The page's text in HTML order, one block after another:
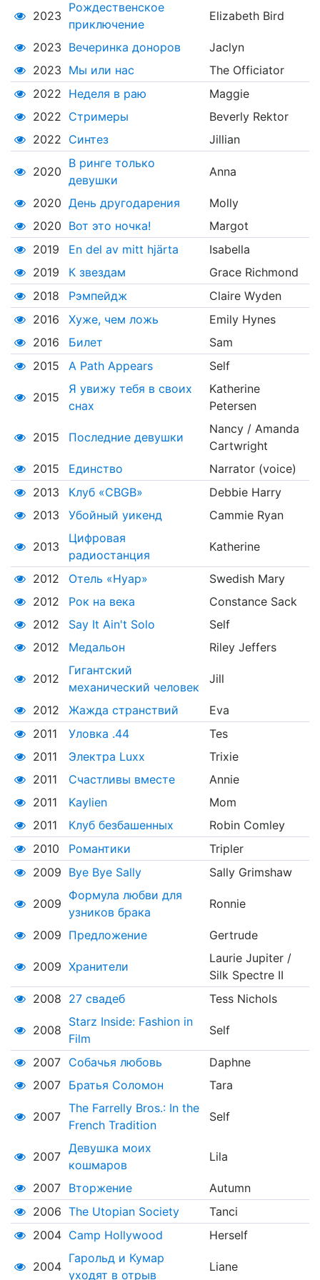
2023
Рождественское
приключение
Elizabeth Bird
2023 Вечеринка доноров
Jaclyn
2023 Мы или нас
The Officiator
2022 Неделя в раю
Maggie
2022 Стримеры
Beverly Rektor
2022 Синтез Jillian
2020
В ринге только
девушки
Anna
2020 День другодарения
Molly
2020 Вот это ночка!
Margot
2019
En del av mitt hjärta
Isabella
2019
К звездам
Grace Richmond
2018
Рэмпейдж
Claire Wyden
2016
Хуже, чем ложь
Emily Hynes
2016
Билет
Sam
2015
A Path Appears Self
2015
Я увижу тебя в своих
снах
Katherine
Petersen
2015 Последние девушки
Nancy / Amanda
Cartwright
2015
Единство
Narrator (voice)
2013
Клуб «CBGB»
Debbie Harry
2013
Убойный уикенд Cammie Ryan
2013
Цифровая
радиостанция
Katherine
2012 Отель «Нуар»
Swedish Mary
2012
Рок на века
Constance Sack
2012
Say It Ain't Solo
Self
2012
Медальон Riley Jeffers
2012
Гигантский
механический человек
Jill
2012 Жажда странствий
Eva
2011
Уловка .44
Tes
2011
Электра Luxx
Trixie
2011
Счастливы вместе
Annie
2011
Kaylien
Mom
2011
Клуб безбашенных
Robin Comley
2010
Романтики
Tripler
2009 Bye Bye Sally Sally Grimshaw
2009
Формула любви для
узников брака
Ronnie
2009 Предложение Gertrude
2009 Хранители
Laurie Jupiter /
Silk Spectre II
2008 27 свадеб Tess Nichols
2008
Starz Inside: Fashion in
Film
Self
2007 Собачья любовь
Daphne
2007
Братья Соломон Tara
2007
The Farrelly Bros.: In the
French Tradition
Self
2007
Девушка моих
кошмаров
Lila
2007 Вторжение
Autumn
2006 The Utopian Society
Tanci
2004 Camp Hollywood Herself
2004
Гарольд и Кумар
уходят в отрыв
Liane